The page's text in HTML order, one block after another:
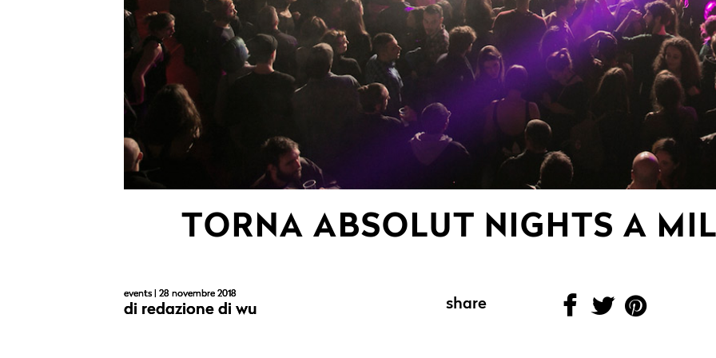
TORNA ABSOLUT NIGHTS A
events | 28 novembre 2018
di redazione di wu share